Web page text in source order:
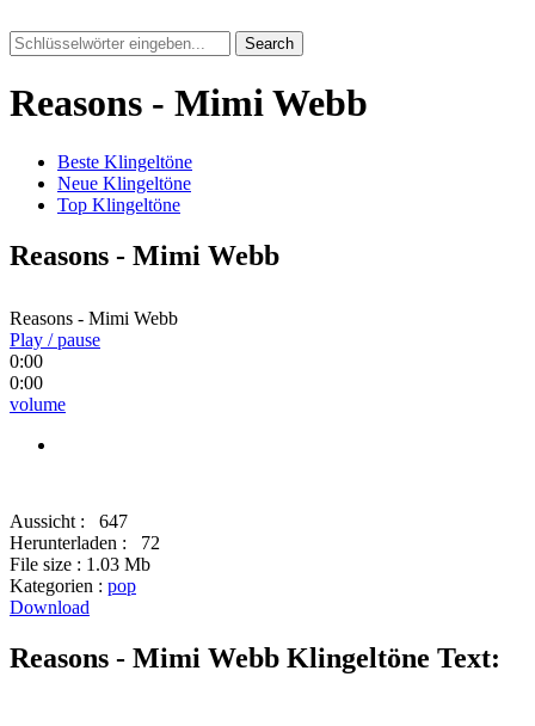
Search
Reasons - Mimi Webb
Beste Klingeltöne
Neue Klingeltöne
Top Klingeltöne
Reasons - Mimi Webb
Reasons - Mimi Webb
Play / pause
0:00
0:00
volume
Aussicht :
647
Herunterladen :
72
File size : 1.03 Mb
Kategorien : pop
Download
Reasons - Mimi Webb Klingeltöne Text: